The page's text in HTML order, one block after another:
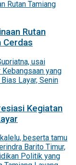
Rutan
Cerdas
Kegiatan